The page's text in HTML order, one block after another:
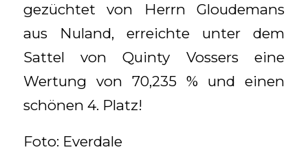
gezüchtet von Herrn Gloudemans
aus Nuland, erreichte unter dem
Sattel von Quinty Vossers eine
Wertung von 70,235 % und einen
schönen 4. Platz!
Foto: Everdale